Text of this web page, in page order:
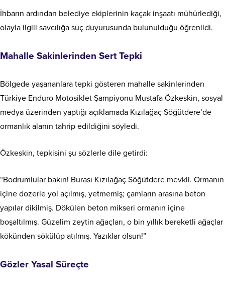
İhbarın ardından belediye ekiplerinin kaçak inşaatı mühürlediği,
olayla ilgili savcılığa suç duyurusunda bulunulduğu öğrenildi.
Mahalle Sakinlerinden Sert Tepki
Bölgede yaşananlara tepki gösteren mahalle sakinlerinden
Türkiye Enduro Motosiklet Şampiyonu Mustafa Özkeskin, sosyal
medya üzerinden yaptığı açıklamada Kızılağaç Söğütdere’de
ormanlık alanın tahrip edildiğini söyledi.
Özkeskin, tepkisini şu sözlerle dile getirdi:
“Bodrumlular bakın! Burası Kızılağaç Söğütdere mevkii. Ormanın
içine dozerle yol açılmış, yetmemiş; çamların arasına beton
yapılar dikilmiş. Dökülen beton mikseri ormanın içine
boşaltılmış. Güzelim zeytin ağaçları, o bin yıllık bereketli ağaçlar
kökünden sökülüp atılmış. Yazıklar olsun!”
Gözler Yasal Süreçte